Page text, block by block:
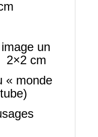
un
2×2 cm
« monde